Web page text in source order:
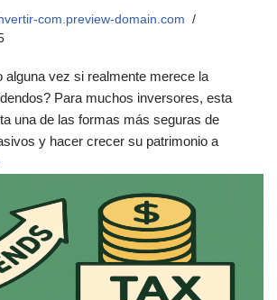
com.preview-domain.com
alguna vez si realmente merece la
Para muchos inversores, esta
una de las formas más seguras de
y hacer crecer su patrimonio a